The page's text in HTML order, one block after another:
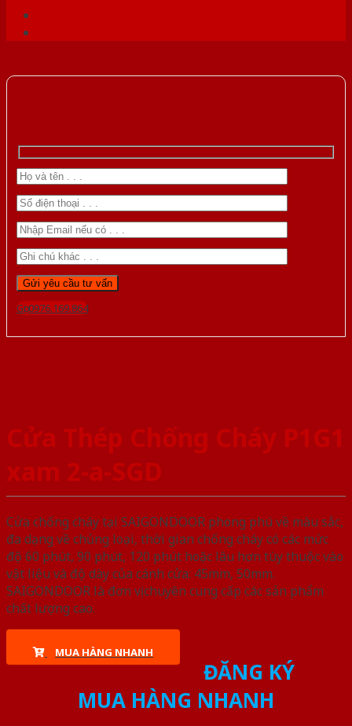
Gọi 0976.169.864
Cửa Thép Chống Cháy P1G1
xam 2-a-SGD
Cửa chống cháy tại SAIGONDOOR phong phú về màu sắc,
đa dạng về chủng loại, thời gian chống cháy có các mức
độ 60 phút, 90 phút, 120 phút hoặc lâu hơn tùy thuộc vào
vật liệu và độ dày của cánh cửa: 45mm, 50mm.
SAIGONDOOR là đơn vị chuyên cung cấp các sản phẩm
chất lượng cao.
MUA HÀNG NHANH
ĐĂNG KÝ
MUA HÀNG NHANH